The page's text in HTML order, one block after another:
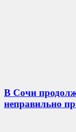
В Сочи
неправильно